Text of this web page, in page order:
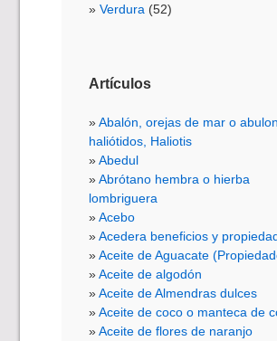
Verdura (52)
Artículos
Abalón, orejas de mar o
haliótidos, Haliotis
Abedul
Abrótano hembra o hierba
lombriguera
Acebo
Acedera beneficios y
Aceite de Aguacate
Aceite de algodón
Aceite de Almendras dulces
Aceite de coco o manteca de
Aceite de flores de naranjo